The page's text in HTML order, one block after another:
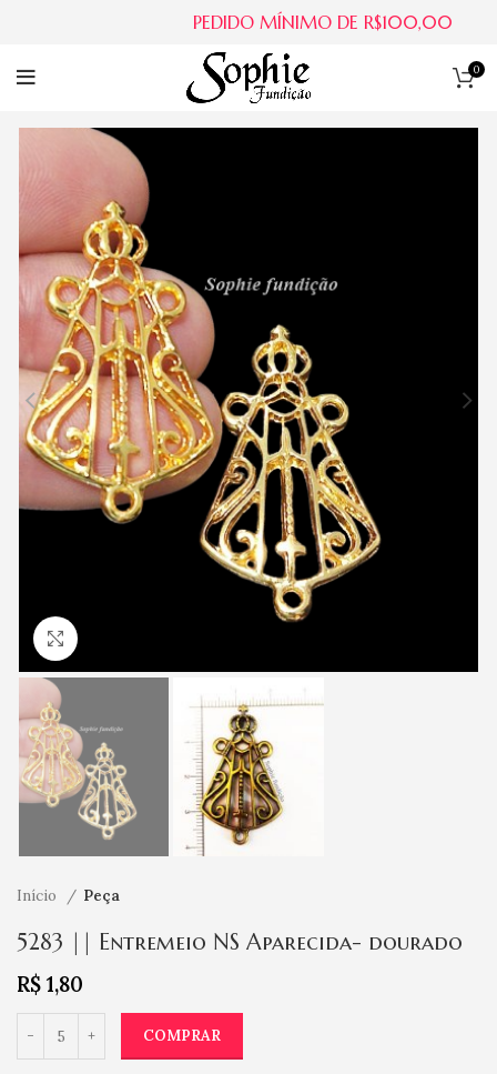
0
Início Peça
5283 || Entremeio NS Aparecida- dourado
R$ 1,80
COMPRAR
PEDIDO MÍNIMO DE R$100,00